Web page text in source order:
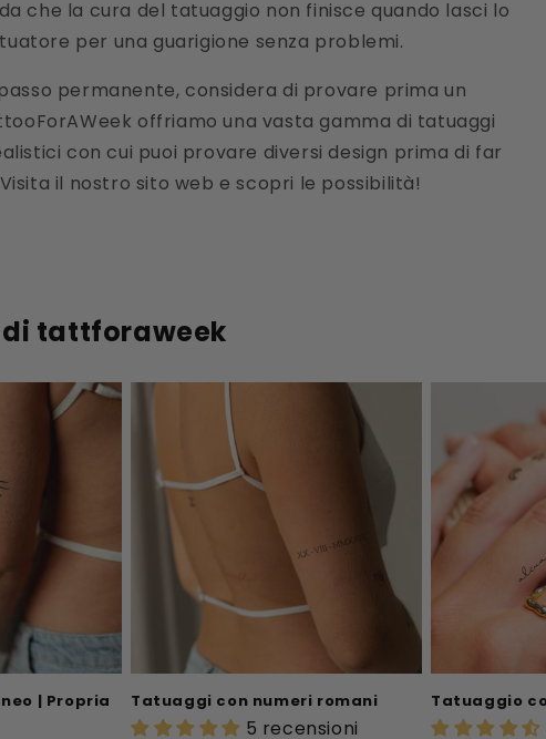
che la cura del tatuaggio non finisce quando lasci lo
per una guarigione senza problemi.
permanente, considera di provare prima un
offriamo una vasta gamma di tatuaggi
con cui puoi provare diversi design prima di far
il nostro sito web e scopri le possibilità!
tattforaweek
| Propria
Tatuaggi con numeri romani
5 recensioni
Tatuaggio